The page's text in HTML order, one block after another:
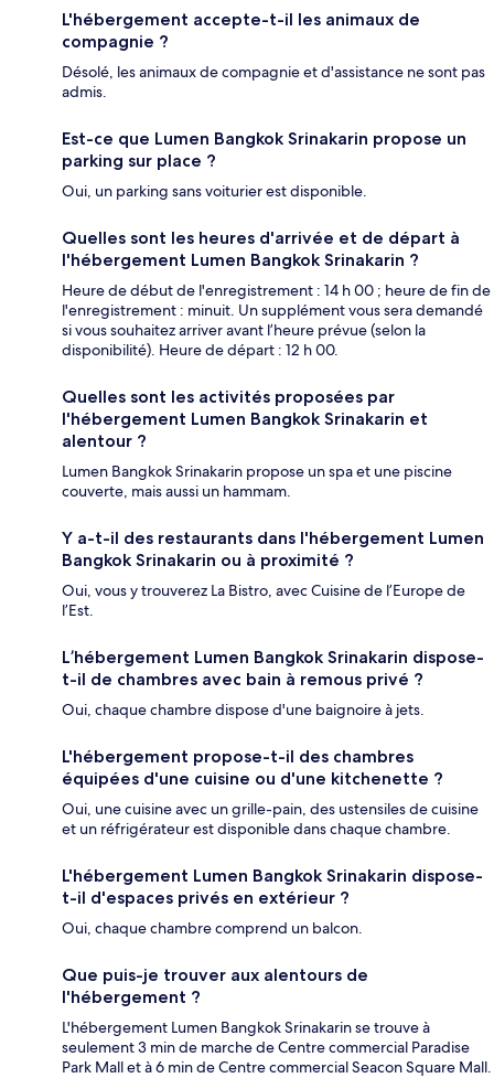
L'hébergement accepte-t-il les animaux de
compagnie ?
Désolé, les animaux de compagnie et d'assistance ne sont pas
admis.
Est-ce que Lumen Bangkok Srinakarin propose un
parking sur place ?
Oui, un parking sans voiturier est disponible.
Quelles sont les heures d'arrivée et de départ à
l'hébergement Lumen Bangkok Srinakarin ?
Heure de début de l'enregistrement : 14 h 00 ; heure de fin de
l'enregistrement : minuit. Un supplément vous sera demandé
si vous souhaitez arriver avant l’heure prévue (selon la
disponibilité). Heure de départ : 12 h 00.
Quelles sont les activités proposées par
l'hébergement Lumen Bangkok Srinakarin et
alentour ?
Lumen Bangkok Srinakarin propose un spa et une piscine
couverte, mais aussi un hammam.
Y a-t-il des restaurants dans l'hébergement Lumen
Bangkok Srinakarin ou à proximité ?
Oui, vous y trouverez La Bistro, avec Cuisine de l’Europe de
l’Est.
L’hébergement Lumen Bangkok Srinakarin dispose-
t-il de chambres avec bain à remous privé ?
Oui, chaque chambre dispose d'une baignoire à jets.
L'hébergement propose-t-il des chambres
équipées d'une cuisine ou d'une kitchenette ?
Oui, une cuisine avec un grille-pain, des ustensiles de cuisine
et un réfrigérateur est disponible dans chaque chambre.
L'hébergement Lumen Bangkok Srinakarin dispose-
t-il d'espaces privés en extérieur ?
Oui, chaque chambre comprend un balcon.
Que puis-je trouver aux alentours de
l'hébergement ?
L'hébergement Lumen Bangkok Srinakarin se trouve à
seulement 3 min de marche de Centre commercial Paradise
Park Mall et à 6 min de Centre commercial Seacon Square Mall.